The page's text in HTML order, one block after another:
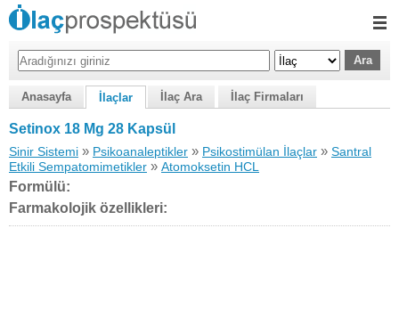
Anasayfa İlaçlar İlaç Ara İlaç Firmaları
Setinox 18 Mg 28 Kapsül
Sinir Sistemi » Psikoanaleptikler » Psikostimülan İlaçlar » Santral
Etkili Sempatomimetikler » Atomoksetin HCL
Formülü:
Farmakolojik özellikleri: